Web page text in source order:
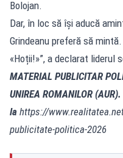
Bolojan.
Dar, în loc să își aducă
Grindeanu preferă să
«Hoții!»”, a declarat liderul
MATERIAL PUBLICITAR
UNIREA ROMANILOR
la https://
publicitate-politica-2026